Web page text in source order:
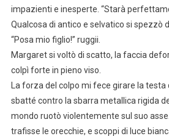
impazienti e inesperte. “Starà
Qualcosa di antico e selvatico si spezzò
“Posa mio figlio!” ruggii.
Margaret si voltò di scatto, la faccia
colpì forte in pieno viso.
La forza del colpo mi fece girare la testa
sbatté contro la sbarra metallica rigida del
mondo ruotò violentemente sul suo
trafisse le orecchie, e scoppi di luce